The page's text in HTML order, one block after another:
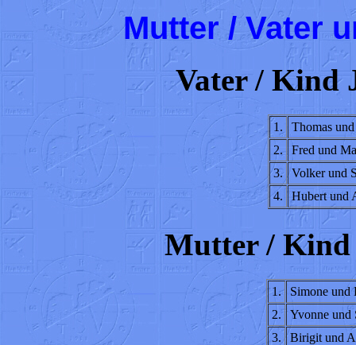
Mutter / Vater
Vater / Kind
1.
Thomas
2.
Fred und
3.
Volker und
4.
Hubert und
Mutter / Kind
1.
Simone und
2.
Yvonne und
3.
Birigit und